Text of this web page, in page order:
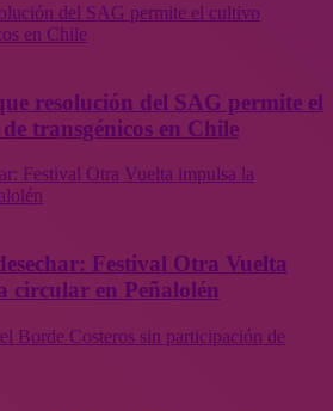
del SAG permite el cultivo
en Chile
resolución del SAG permite el
transgénicos en Chile
Festival Otra Vuelta impulsa la
Festival Otra Vuelta
circular en Peñalolén
Borde Costeros sin participación de